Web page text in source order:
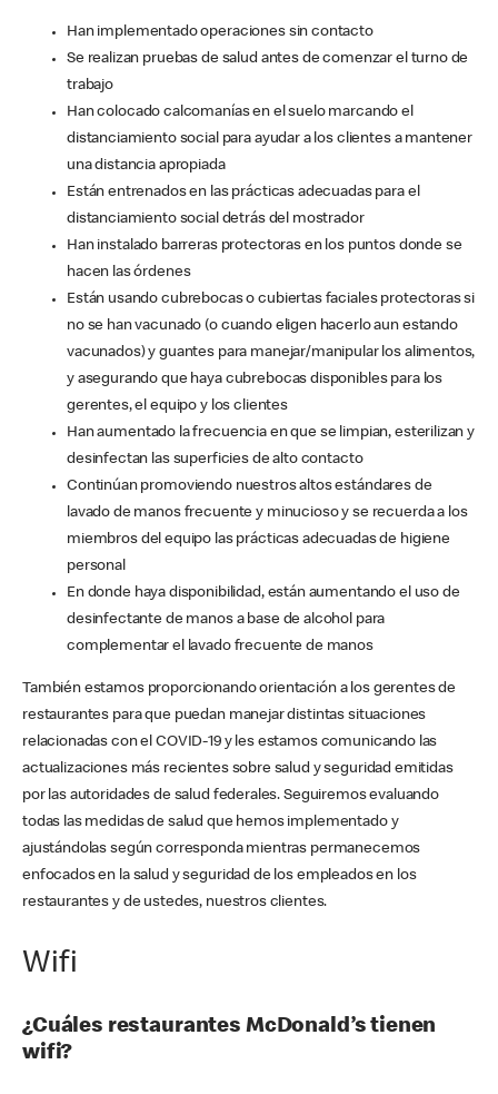
Han implementado operaciones sin contacto
Se realizan pruebas de salud antes de comenzar el turno de
trabajo
Han colocado calcomanías en el suelo marcando el
distanciamiento social para ayudar a los clientes a mantener
una distancia apropiada
Están entrenados en las prácticas adecuadas para el
distanciamiento social detrás del mostrador
Han instalado barreras protectoras en los puntos donde se
hacen las órdenes
Están usando cubrebocas o cubiertas faciales protectoras si
no se han vacunado (o cuando eligen hacerlo aun estando
vacunados) y guantes para manejar/manipular los alimentos,
y asegurando que haya cubrebocas disponibles para los
gerentes, el equipo y los clientes
Han aumentado la frecuencia en que se limpian, esterilizan y
desinfectan las superficies de alto contacto
Continúan promoviendo nuestros altos estándares de
lavado de manos frecuente y minucioso y se recuerda a los
miembros del equipo las prácticas adecuadas de higiene
personal
En donde haya disponibilidad, están aumentando el uso de
desinfectante de manos a base de alcohol para
complementar el lavado frecuente de manos
También estamos proporcionando orientación a los gerentes de
restaurantes para que puedan manejar distintas situaciones
relacionadas con el COVID-19 y les estamos comunicando las
actualizaciones más recientes sobre salud y seguridad emitidas
por las autoridades de salud federales. Seguiremos evaluando
todas las medidas de salud que hemos implementado y
ajustándolas según corresponda mientras permanecemos
enfocados en la salud y seguridad de los empleados en los
restaurantes y de ustedes, nuestros clientes.
Wifi
¿Cuáles restaurantes McDonald’s tienen
wifi?